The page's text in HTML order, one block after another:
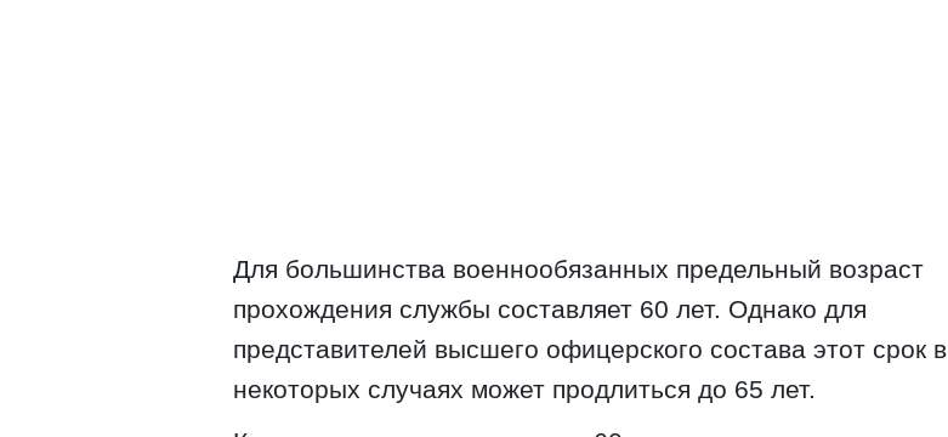
Для большинства военнообязанных предельный возраст
прохождения службы составляет 60 лет. Однако для
представителей высшего офицерского состава этот срок в
некоторых случаях может продлиться до 65 лет.